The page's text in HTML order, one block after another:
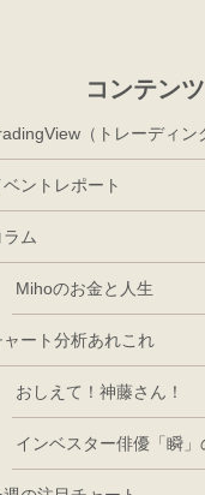
コンテンツ
ベントレポート
ラム
Mihoのお金と人生
ャート分析あれこれ
おしえて！神藤さん！